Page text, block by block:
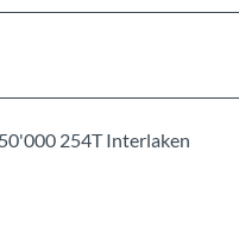
254T Interlaken